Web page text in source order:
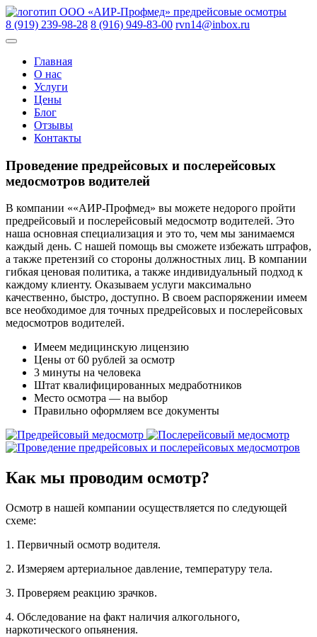
Skip
to
content
ООО «АИР-Профмед» предрейсовые осмотры
8 (919) 239-98-28 8 (916) 949-83-00 rvn14@inbox.ru
Главная
О нас
Услуги
Цены
Блог
Отзывы
Контакты
Проведение предрейсовых и послерейсовых
медосмотров водителей
В компании ««АИР-Профмед» вы можете недорого пройти
предрейсовый и послерейсовый медосмотр водителей. Это
наша основная специализация и это то, чем мы занимаемся
каждый день. С нашей помощь вы сможете избежать штрафов,
а также претензий со стороны должностных лиц. В компании
гибкая ценовая политика, а также индивидуальный подход к
каждому клиенту. Оказываем услуги максимально
качественно, быстро, доступно. В своем распоряжении имеем
все необходимое для точных предрейсовых и послерейсовых
медосмотров водителей.
Имеем медицинскую лицензию
Цены от 60 рублей за осмотр
3 минуты на человека
Штат квалифицированных медработников
Место осмотра — на выбор
Правильно оформляем все документы
Как мы проводим осмотр?
Осмотр в нашей компании осуществляется по следующей
схеме:
1. Первичный осмотр водителя.
2. Измеряем артериальное давление, температуру тела.
3. Проверяем реакцию зрачков.
4. Обследование на факт наличия алкогольного,
наркотического опьянения.